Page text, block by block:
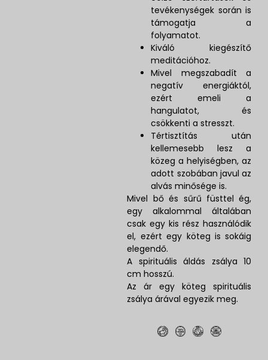
tevékenységek során is
támogatja a
folyamatot.
Kiváló kiegészítő
meditációhoz.
Mivel megszabadít a
negatív energiáktól,
ezért emeli a
hangulatot, és
csökkenti a stresszt.
Tértisztítás után
kellemesebb lesz a
közeg a helyiségben, az
adott szobában javul az
alvás minősége is.
Mivel bő és sűrű füsttel ég,
egy alkalommal általában
csak egy kis rész használódik
el, ezért egy köteg is sokáig
elegendő.
A spirituális áldás zsálya 10
cm hosszú.
Az ár egy köteg spirituális
zsálya árával egyezik meg.